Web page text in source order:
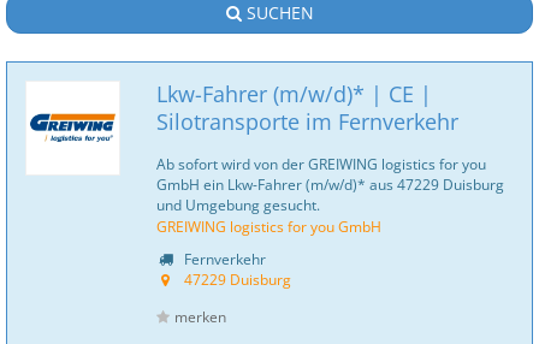
SUCHEN
Lkw-Fahrer (m/w/d)* | CE |
Silotransporte im Fernverkehr
Ab sofort wird von der GREIWING logistics for you
GmbH ein Lkw-Fahrer (m/w/d)* aus 47229 Duisburg
und Umgebung gesucht.
GREIWING logistics for you GmbH
Fernverkehr
47229 Duisburg
merken